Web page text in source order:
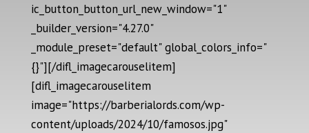
ic_button_button_url_new_window="1"
_builder_version="4.27.0"
_module_preset="default" global_colors_info="
{}"][/difl_imagecarouselitem]
[difl_imagecarouselitem
image="https://barberialords.com/wp-
content/uploads/2024/10/famosos.jpg"